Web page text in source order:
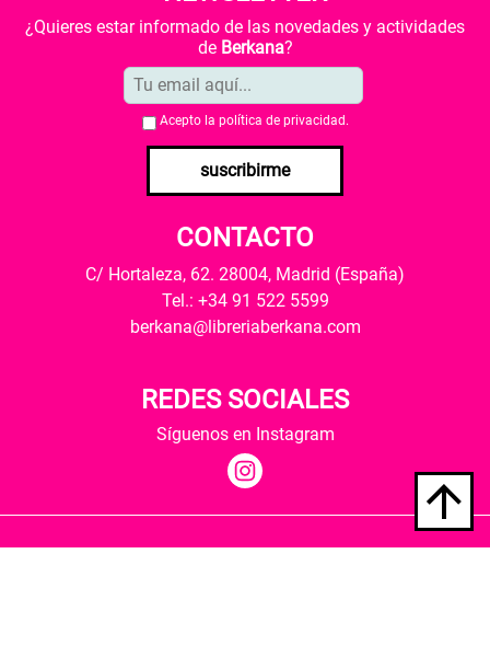
¿Quieres estar informado de las novedades y actividades
de Berkana?
Acepto la política de privacidad .
suscribirme
CONTACTO
C/ Hortaleza, 62. 28004, Madrid (España)
Tel.: +34 91 522 5599
berkana@libreriaberkana.com
REDES SOCIALES
Síguenos en Instagram